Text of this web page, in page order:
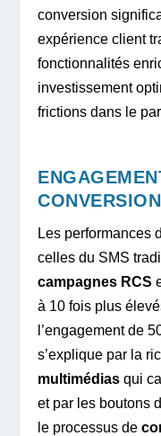
conversion
expérience client
fonctionnalités
investissement
frictions dans le
Les performances
celles du SMS
campagnes RCS
à 10 fois plus
l’engagement de
s’explique par la
multimédias qui
et par les boutons
le processus de